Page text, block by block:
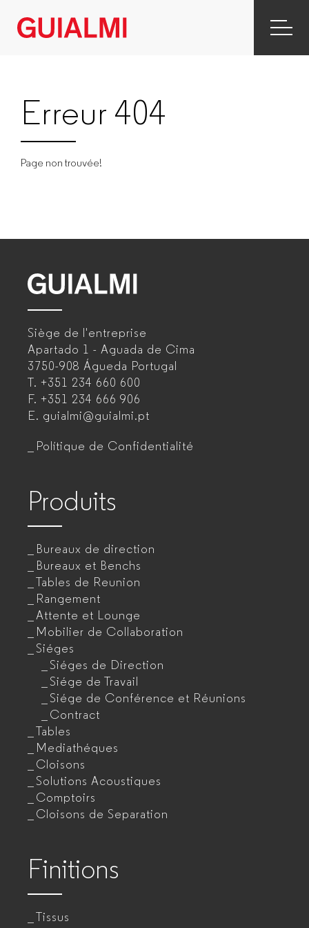
Erreur 404
Page non trouvée!
Siège de l'entreprise
Apartado 1 - Aguada de Cima
3750-908 Águeda Portugal
T. +351 234 660 600
F. +351 234 666 906
E. guialmi@guialmi.pt
Polítique de Confidentialité
Produits
Bureaux de direction
Bureaux et Benchs
Tables de Reunion
Rangement
Attente et Lounge
Mobilier de Collaboration
Siéges
Siéges de Direction
Siége de Travail
Siége de Conférence et Réunions
Contract
Tables
Mediathéques
Cloisons
Solutions Acoustiques
Comptoirs
Cloisons de Separation
Finitions
Tissus